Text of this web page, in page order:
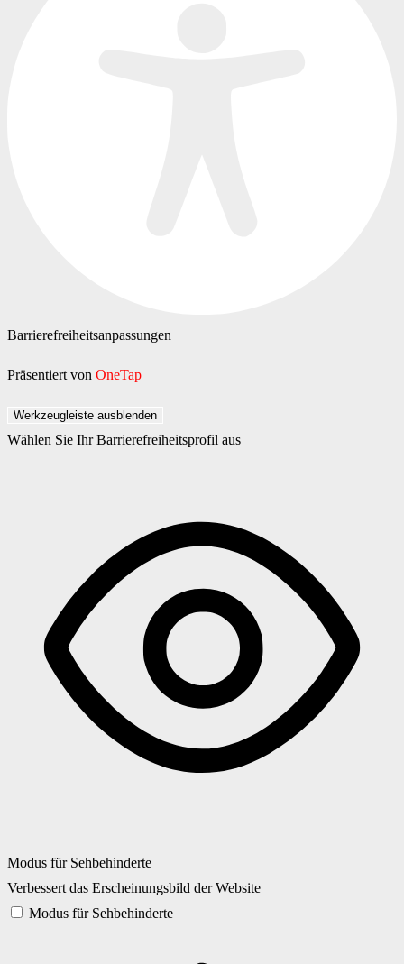
Barrierefreiheitsanpassungen
Präsentiert von OneTap
Werkzeugleiste ausblenden
Wählen Sie Ihr Barrierefreiheitsprofil aus
Modus für Sehbehinderte
Verbessert das Erscheinungsbild der Website
Modus für Sehbehinderte